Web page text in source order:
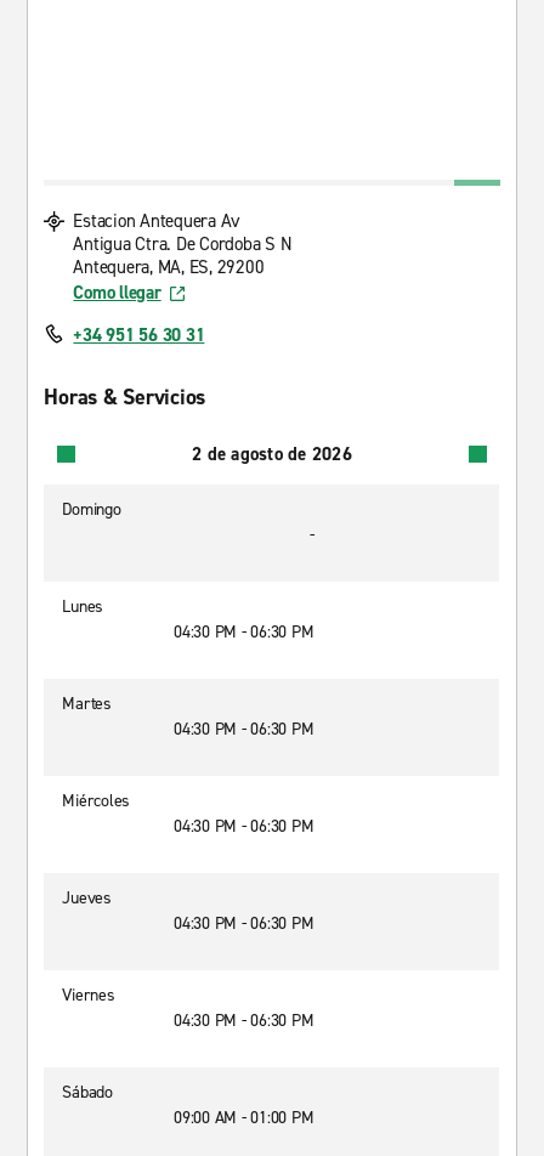
Estacion Antequera Av
Antigua Ctra. De Cordoba S N
Antequera, MA, ES, 29200
Como llegar
+34 951 56 30 31
Horas & Servicios
2 de agosto de 2026
Domingo
-
Lunes
04:30 PM - 06:30 PM
Martes
04:30 PM - 06:30 PM
Miércoles
04:30 PM - 06:30 PM
Jueves
04:30 PM - 06:30 PM
Viernes
04:30 PM - 06:30 PM
Sábado
09:00 AM - 01:00 PM